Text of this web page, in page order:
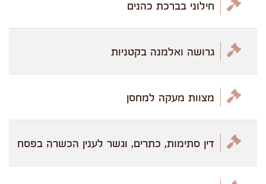
חילוני בברכת כהנים
גרושה ואלמנה בקטניות
מצוות מעקה למחסן
דין סתימות, כתרים, וגשר לענין הכשרה בפסח